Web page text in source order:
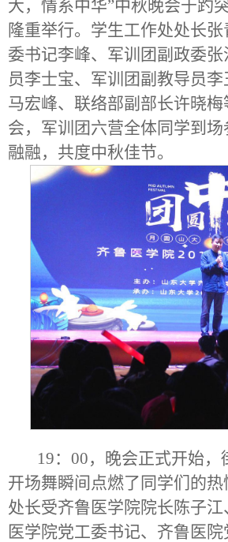
大，情系中华”中秋晚会于趵
隆重举行。学生工作处处长
委书记李峰、军训团副政委
员李士宝、军训团副教导员李
马宏峰、联络部副部长许晓
会，军训团六营全体同学到
融融，共度中秋佳节。
19：00，晚会正式开始，
开场舞瞬间点燃了同学们的
处长受齐鲁医学院院长陈子
医学院党工委书记、齐鲁医